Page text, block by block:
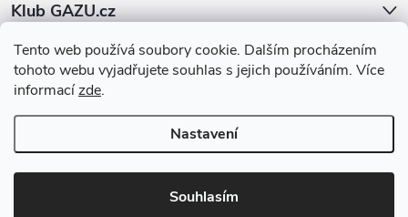
Tento web používá soubory cookie. Dalším procházením
tohoto webu vyjadřujete souhlas s jejich používáním. Více
informacízde.
Nastavení
Souhlasím
Klub GAZU.cz
Copyright 2026GAZU.cz | moderní koberce. Všechna práva vyhrazena.